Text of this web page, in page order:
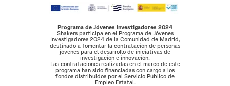
Programa de Jóvenes Investigadores 2024
Shakers participa en el Programa de Jóvenes
Investigadores 2024 de la Comunidad de Madrid,
destinado a fomentar la contratación de personas
jóvenes para el desarrollo de iniciativas de
investigación e innovación.
Las contrataciones realizadas en el marco de este
programa han sido financiadas con cargo a los
fondos distribuidos por el Servicio Público de
Empleo Estatal.